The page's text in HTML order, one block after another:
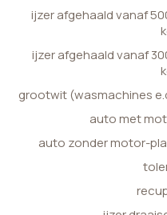
ijzer afgehaald vanaf
ijzer afgehaald vanaf
grootwit (wasmachines
auto met
auto zonder motor-